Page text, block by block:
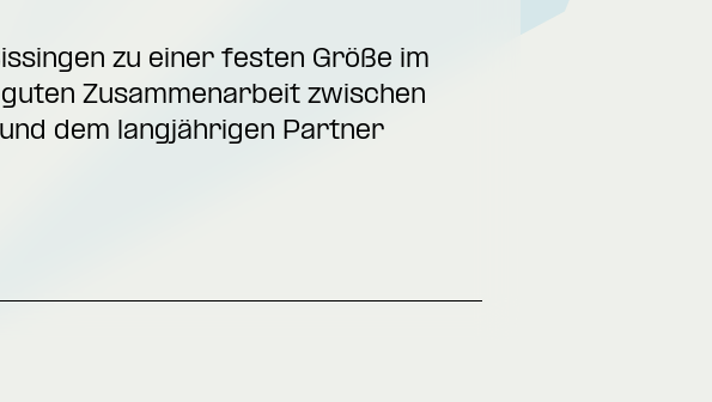
zu einer festen Größe im
Zusammenarbeit zwischen
dem langjährigen Partner